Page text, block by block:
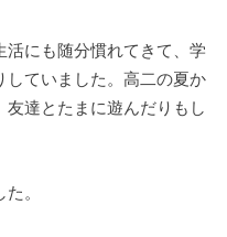
活にも随分慣れてきて、学
していました。高二の夏か
友達とたまに遊んだりもし
。